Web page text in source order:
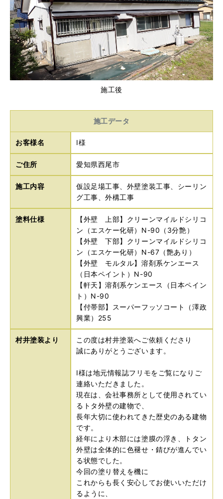
施工後
施工データ
お客様名 I様
ご住所 愛知県西尾市
施工内容
仮設足場工事、外壁塗装工事、シーリン
グ工事、外構工事
塗料仕様
【外壁 上部】クリーンマイルドシリコ
ン（エスケー化研）N-90（3分艶）
【外壁 下部】クリーンマイルドシリコ
ン（エスケー化研）N-67（艶あり）
【外壁 モルタル】溶剤系ケンエース
（日本ペイント）N-90
【軒天】溶剤系ケンエース（日本ペイン
ト）N-90
【付帯部】スーパーフッソコート（澤政
興業）255
村井塗装より
この度は村井塗装へご依頼くださり
誠にありがとうございます。
I様は地元情報誌フリモをご覧になりご
連絡いただきました。
現在は、会社事務所として使用されてい
るトタ外壁の建物で、
長年大切に使われてきた歴史のある建物
です。
経年により木部には塗膜の浮き、トタン
外壁は全体的に色褪せ・錆びが進んでい
る状態でした。
今回の塗り替えを機に
これからも長く安心してお使いいただけ
るように、